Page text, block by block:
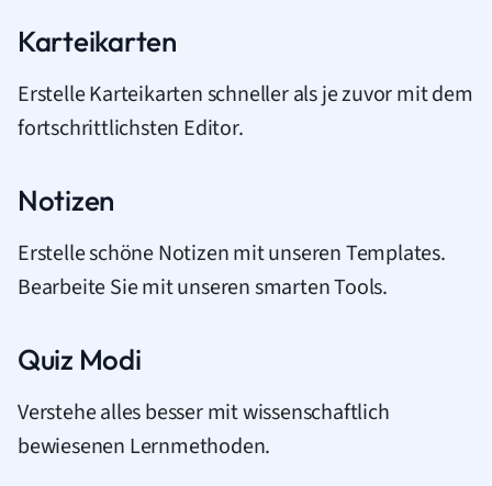
Karteikarten
Erstelle Karteikarten schneller als je zuvor mit dem
fortschrittlichsten Editor.
Notizen
Erstelle schöne Notizen mit unseren Templates.
Bearbeite Sie mit unseren smarten Tools.
Quiz Modi
Verstehe alles besser mit wissenschaftlich
bewiesenen Lernmethoden.